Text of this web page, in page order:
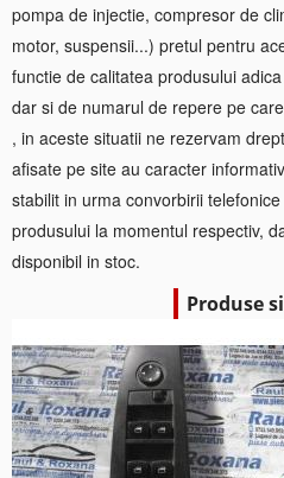
pompa de injectie, compresor de
motor, suspensii...) pretul pentru
functie de calitatea produsului
dar si de numarul de repere pe
, in aceste situatii ne rezervam
afisate pe site au caracter
stabilit in urma convorbirii
produsului la momentul respectiv,
disponibil in stoc.
Produse